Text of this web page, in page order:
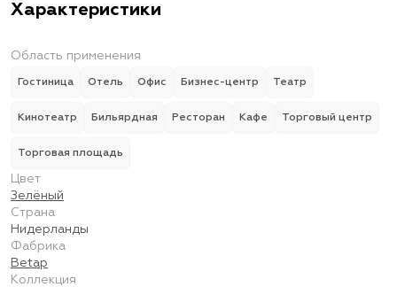
Характеристики
Область применения
Гостиница Отель Офис Бизнес-центр Театр
Кинотеатр Бильярдная Ресторан Кафе Торговый центр
Торговая площадь
Цвет
Зелёный
Страна
Нидерланды
Фабрика
Betap
Коллекция